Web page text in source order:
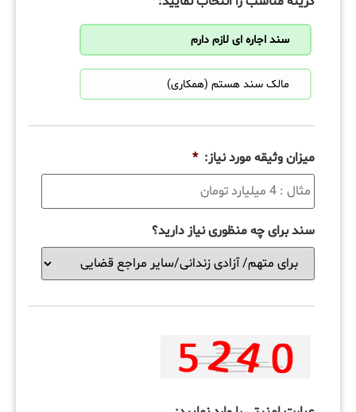
سند اجاره ای لازم دارم
مالک سند هستم (همکاری)
میزان وثیقه مورد نیاز: *
سند برای چه منظوری نیاز دارید؟